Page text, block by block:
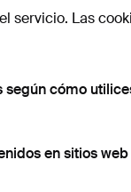
servicio. Las
cómo
en sitios